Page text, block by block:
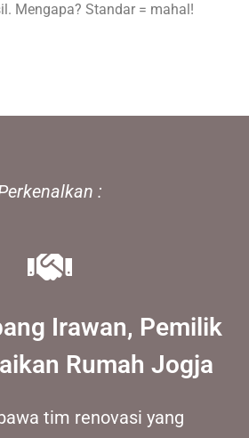
Mengapa? Standar = mahal!
:
Irawan, Pemilik
Rumah Jogja
tim renovasi yang